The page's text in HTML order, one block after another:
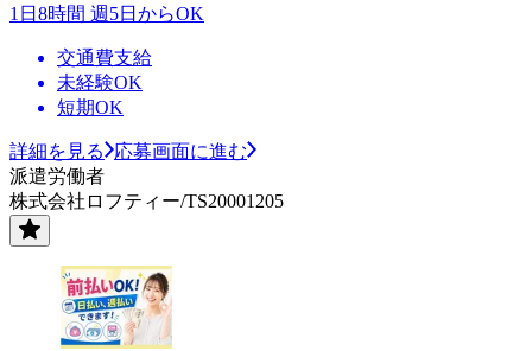
1日8時間 週5日からOK
交通費支給
未経験OK
短期OK
詳細を見る
応募画面に進む
派遣労働者
株式会社ロフティー/TS20001205